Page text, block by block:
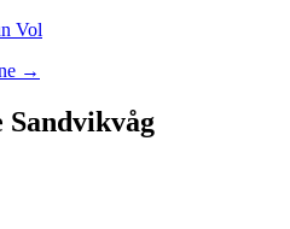
Vol
→
Sandvikvåg